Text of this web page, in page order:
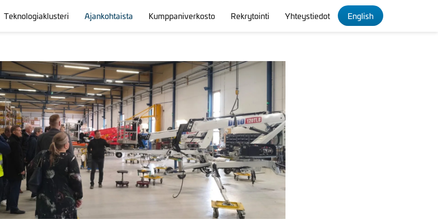
Teknologiaklusteri Ajankohtaista Kumppaniverkosto Rekrytointi Yhteystiedot English